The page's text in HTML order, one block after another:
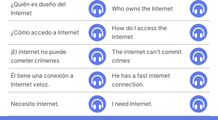
¿Quién es dueño del
Internet
Who owns the Internet
¿Cómo accedo a Internet
How do I access the
Internet
¡El internet no puede
cometer crímenes
The internet can't commit
crimes
Él tiene una conexión a
Internet veloz.
He has a fast internet
connection.
Necesito Internet. I need Internet.